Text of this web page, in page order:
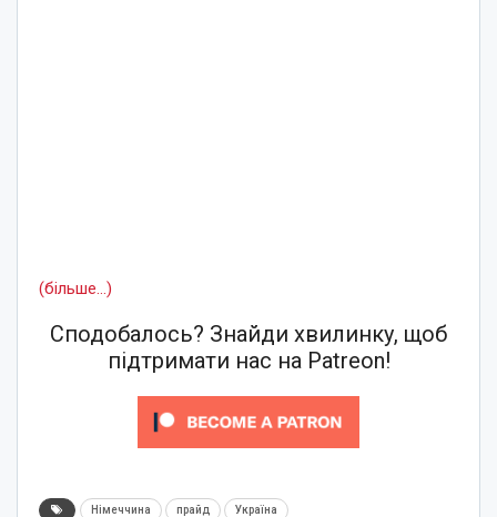
(більше…)
Сподобалось? Знайди хвилинку, щоб
підтримати нас на Patreon!
Німеччина прайд Україна